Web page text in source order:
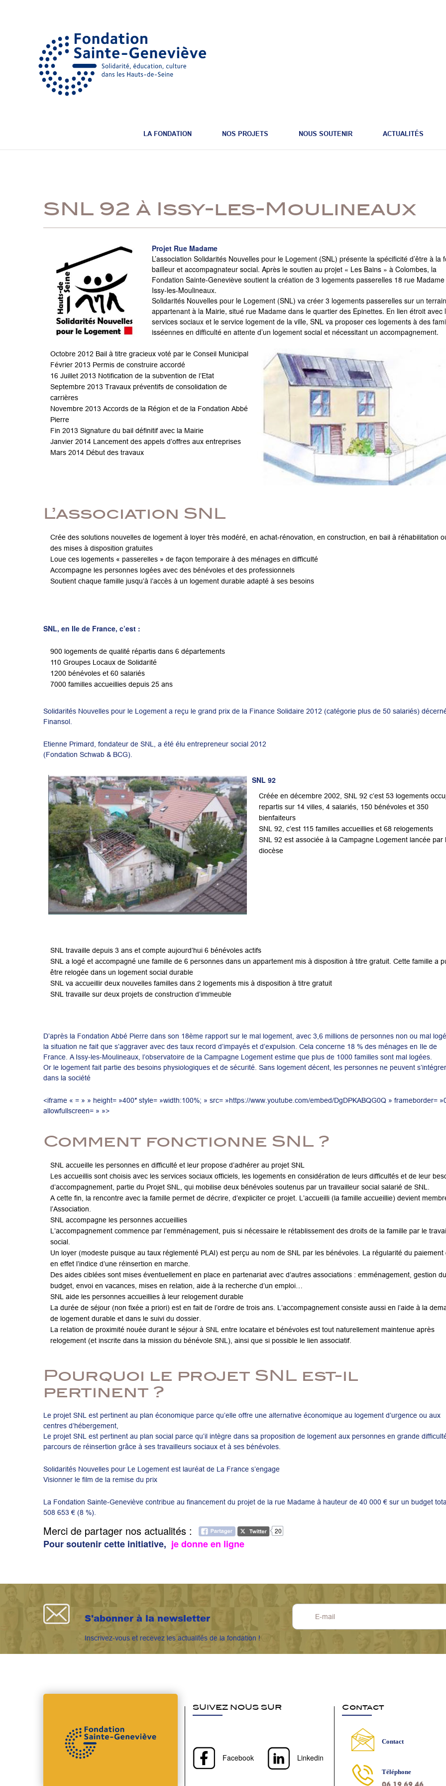
LA FONDATION NOS PROJETS NOUS SOUTENIR ACTUALITÉS
SNL 92 à Issy-les-Moulineaux
Projet Rue Madame
L’association Solidarités Nouvelles pour le Logement (SNL) présente la spécificité d’être à la
bailleur et accompagnateur social. Après le soutien au projet « Les Bains » à Colombes, la
Fondation Sainte-Geneviève soutient la création de 3 logements passerelles 18 rue Madame
Issy-les-Moulineaux.
Solidarités Nouvelles pour le Logement (SNL) va créer 3 logements passerelles sur un terrain
appartenant à la Mairie, situé rue Madame dans le quartier des Epinettes. En lien étroit avec
services sociaux et le service logement de la ville, SNL va proposer ces logements à des
isséennes en difficulté en attente d’un logement social et nécessitant un accompagnement.
Octobre 2012 Bail à titre gracieux voté par le Conseil Municipal
Février 2013 Permis de construire accordé
16 Juillet 2013 Notification de la subvention de l’Etat
Septembre 2013 Travaux préventifs de consolidation de
carrières
Novembre 2013 Accords de la Région et de la Fondation Abbé
Pierre
Fin 2013 Signature du bail définitif avec la Mairie
Janvier 2014 Lancement des appels d’offres aux entreprises
Mars 2014 Début des travaux
L’association SNL
Crée des solutions nouvelles de logement à loyer très modéré, en achat-rénovation, en construction, en bail à réhabilitation
des mises à disposition gratuites
Loue ces logements « passerelles » de façon temporaire à des ménages en difficulté
Accompagne les personnes logées avec des bénévoles et des professionnels
Soutient chaque famille jusqu’à l’accès à un logement durable adapté à ses besoins
SNL, en Ile de France, c’est :
900 logements de qualité répartis dans 6 départements
110 Groupes Locaux de Solidarité
1200 bénévoles et 60 salariés
7000 familles accueillies depuis 25 ans
Solidarités Nouvelles pour le Logement a reçu le grand prix de la Finance Solidaire 2012 (catégorie plus de 50 salariés)
Finansol.
Etienne Primard, fondateur de SNL, a été élu entrepreneur social 2012
(Fondation Schwab & BCG).
SNL 92
Créée en décembre 2002, SNL 92 c’est 53 logements
repartis sur 14 villes, 4 salariés, 150 bénévoles et 350
bienfaiteurs
SNL 92, c’est 115 familles accueillies et 68 relogements
SNL 92 est associée à la Campagne Logement lancée par
diocèse
SNL travaille depuis 3 ans et compte aujourd’hui 6 bénévoles actifs
SNL a logé et accompagné une famille de 6 personnes dans un appartement mis à disposition à titre gratuit. Cette famille a
être relogée dans un logement social durable
SNL va accueillir deux nouvelles familles dans 2 logements mis à disposition à titre gratuit
SNL travaille sur deux projets de construction d’immeuble
D’après la Fondation Abbé Pierre dans son 18ème rapport sur le mal logement, avec 3,6 millions de personnes non ou mal
la situation ne fait que s’aggraver avec des taux record d’impayés et d’expulsion. Cela concerne 18 % des ménages en Ile de
France. A Issy-les-Moulineaux, l’observatoire de la Campagne Logement estime que plus de 1000 familles sont mal logées.
Or le logement fait partie des besoins physiologiques et de sécurité. Sans logement décent, les personnes ne peuvent s’intégrer
dans la société
<iframe « = » » height= »400″ style= »width:100%; » src= »https://www.youtube.com/embed/DgDPKABQG0Q » frameborder=
allowfullscreen= » »>
Comment fonctionne SNL ?
SNL accueille les personnes en difficulté et leur propose d’adhérer au projet SNL
Les accueillis sont choisis avec les services sociaux officiels, les logements en considération de leurs difficultés et de leur
d’accompagnement, partie du Projet SNL, qui mobilise deux bénévoles soutenus par un travailleur social salarié de SNL.
A cette fin, la rencontre avec la famille permet de décrire, d’expliciter ce projet. L’accueilli (la famille accueillie) devient
l’Association.
SNL accompagne les personnes accueillies
L’accompagnement commence par l’emménagement, puis si nécessaire le rétablissement des droits de la famille par le
social.
Un loyer (modeste puisque au taux réglementé PLAI) est perçu au nom de SNL par les bénévoles. La régularité du paiement
en effet l’indice d’une réinsertion en marche.
Des aides ciblées sont mises éventuellement en place en partenariat avec d’autres associations : emménagement, gestion du
budget, envoi en vacances, mises en relation, aide à la recherche d’un emploi…
SNL aide les personnes accueillies à leur relogement durable
La durée de séjour (non fixée a priori) est en fait de l’ordre de trois ans. L’accompagnement consiste aussi en l’aide à la
de logement durable et dans le suivi du dossier.
La relation de proximité nouée durant le séjour à SNL entre locataire et bénévoles est tout naturellement maintenue après
relogement (et inscrite dans la mission du bénévole SNL), ainsi que si possible le lien associatif.
Pourquoi le projet SNL est-il
pertinent ?
Le projet SNL est pertinent au plan économique parce qu’elle offre une alternative économique au logement d’urgence ou aux
centres d’hébergement,
Le projet SNL est pertinent au plan social parce qu’il intègre dans sa proposition de logement aux personnes en grande
parcours de réinsertion grâce à ses travailleurs sociaux et à ses bénévoles.
Solidarités Nouvelles pour Le Logement est lauréat de La France s’engage
Visionner le film de la remise du prix
La Fondation Sainte-Geneviève contribue au financement du projet de la rue Madame à hauteur de 40 000 € sur un budget
508 653 € (8 %).
Merci de partager nos actualités : 20
Pour soutenir cette initiative, je donne en ligne
S'abonner à la newsletter
Inscrivez-vous et recevez les actualités de la fondation !
SUIVEZ NOUS SUR
Facebook Linkedin
Contact
Contact
Téléphone